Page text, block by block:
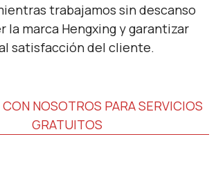
trabajamos sin descanso
la marca Hengxing y garantizar
satisfacción del cliente.
NOSOTROS PARA SERVICIOS
GRATUITOS